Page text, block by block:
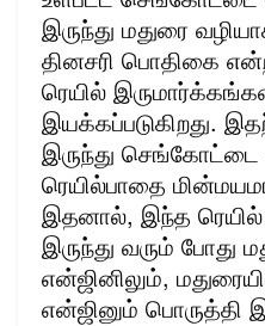
இருந்து மதுரை
தினசரி பொதிகை
ரெயில்
இயக்கப்படுகிறது.
இருந்து
ரெயில்பாதை
இதனால், இந்த
இருந்து வரும் போது
என்ஜினிலும்,
என்ஜினும் பொருத்தி